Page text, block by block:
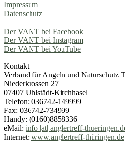
Impressum
Datenschutz
Der VANT bei Facebook
Der VANT bei Instagram
Der VANT bei YouTube
Kontakt
Verband für Angeln und Naturschutz
Niederkrossen 27
07407 Uhlstädt-Kirchhasel
Telefon: 036742-149999
Fax: 036742-734999
Handy: (0160)8858336
eMail: info |at| anglertreff-
Internet: www.anglertreff-thüringen.de